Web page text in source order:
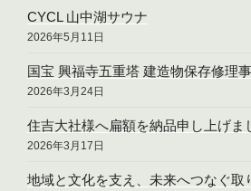
CYCL 山中湖サウナ
2026年5月11日
国宝 興福寺五重塔 建造物保存修理
2026年3月24日
住吉大社様へ扁額を納品申し上げま
2026年3月17日
地域と文化を支え、未来へつなぐ取